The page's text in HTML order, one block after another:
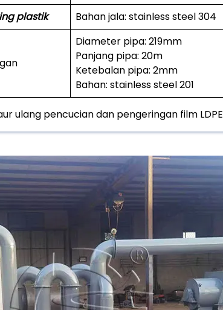
plastik Bahan jala: stainless steel 304
Diameter pipa: 219mm
Panjang pipa: 20m
Ketebalan pipa: 2mm
Bahan: stainless steel 201
ulang pencucian dan pengeringan film LDPE